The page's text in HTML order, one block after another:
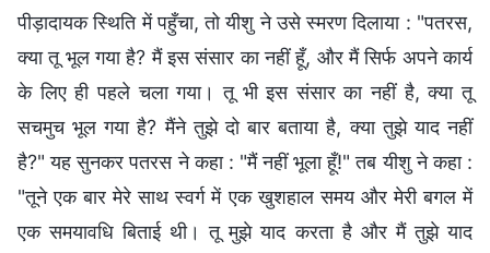
पीड़ादायक स्थिति में पहुँचा, तो यीशु ने उसे स्मरण दिलाया : "पतरस,
क्या तू भूल गया है? मैं इस संसार का नहीं हूँ, और मैं सिर्फ अपने कार्य
के लिए ही पहले चला गया। तू भी इस संसार का नहीं है, क्या तू
सचमुच भूल गया है? मैंने तुझे दो बार बताया है, क्या तुझे याद नहीं
है?" यह सुनकर पतरस ने कहा : "मैं नहीं भूला हूँ!" तब यीशु ने कहा :
"तूने एक बार मेरे साथ स्वर्ग में एक खुशहाल समय और मेरी बगल में
एक समयावधि बिताई थी। तू मुझे याद करता है और मैं तुझे याद